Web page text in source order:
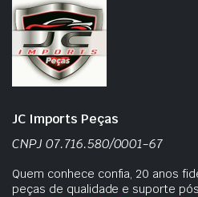
JC Imports Peças
CNPJ 07.716.580/0001-67
Quem conhece confia, 20 anos
peças de qualidade e suporte